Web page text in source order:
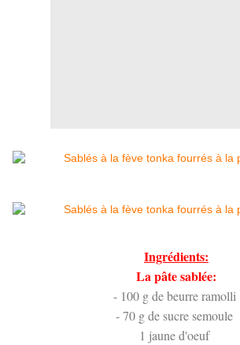
Ingrédients:
La pâte sablée:
- 100 g de beurre ramolli
- 70 g de sucre semoule
1 jaune d'oeuf